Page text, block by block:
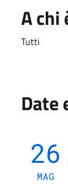
A chi
Tutti
Date
26
MAG